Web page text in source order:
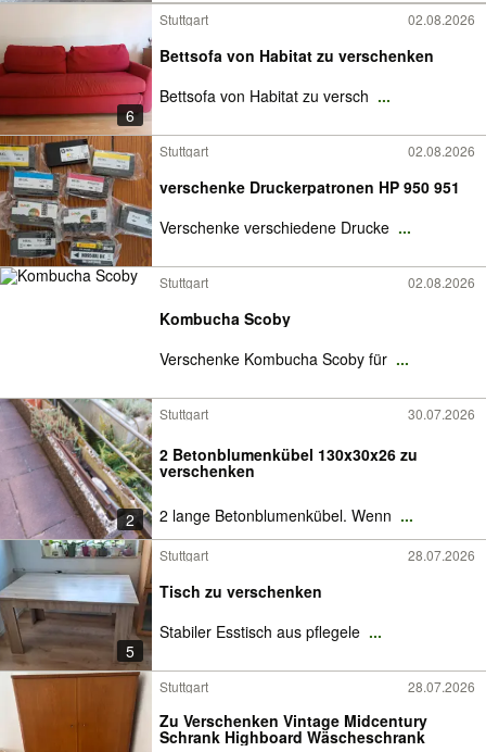
6
Stuttgart 02.08.2026
Bettsofa von Habitat zu verschenken
Bettsofa von Habitat zu versch ...
Stuttgart 02.08.2026
verschenke Druckerpatronen HP 950 951
Verschenke verschiedene Drucke ...
Stuttgart 02.08.2026
Kombucha Scoby
Verschenke Kombucha Scoby für ...
2
Stuttgart 30.07.2026
2 Betonblumenkübel 130x30x26 zu
verschenken
2 lange Betonblumenkübel. Wenn ...
5
Stuttgart 28.07.2026
Tisch zu verschenken
Stabiler Esstisch aus pflegele ...
Stuttgart 28.07.2026
Zu Verschenken Vintage Midcentury
Schrank Highboard Wäscheschrank